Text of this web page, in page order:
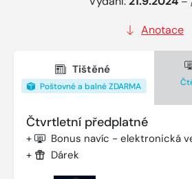
Anotace
Tištěné
Poštovné a balné ZDARMA
Čtvrtletní předplatné
+ Bonus navíc - elektronická
+ Dárek